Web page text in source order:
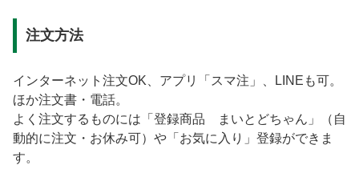
注文方法
インターネット注文OK、アプリ「スマ注」、LINEも可。
ほか注文書・電話。
よく注文するものには「登録商品 まいとどちゃん」（自
動的に注文・お休み可）や「お気に入り」登録ができま
す。